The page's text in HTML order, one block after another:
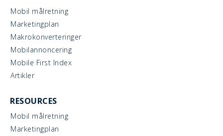
Mobil målretning
Marketingplan
Makrokonverteringer
Mobilannoncering
Mobile First Index
Artikler
RESOURCES
Mobil målretning
Marketingplan